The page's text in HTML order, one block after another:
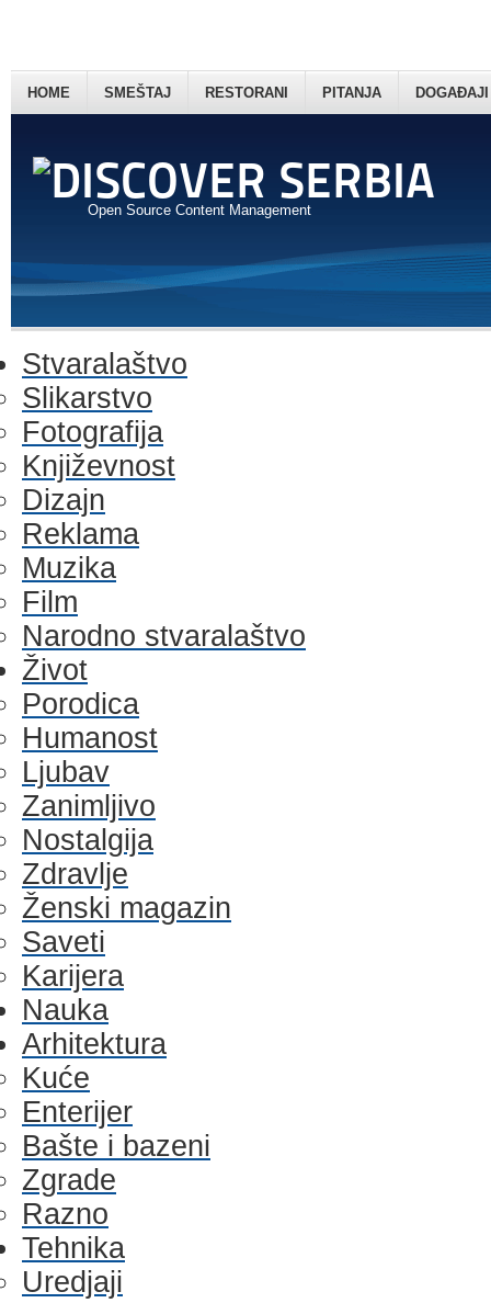
Open Source Content Management
HOME SMEŠTAJ RESTORANI PITANJA DOGAĐAJI
Stvaralaštvo
Slikarstvo
Fotografija
Književnost
Dizajn
Reklama
Muzika
Film
Narodno stvaralaštvo
Život
Porodica
Humanost
Ljubav
Zanimljivo
Nostalgija
Zdravlje
Ženski magazin
Saveti
Karijera
Nauka
Arhitektura
Kuće
Enterijer
Bašte i bazeni
Zgrade
Razno
Tehnika
Uredjaji